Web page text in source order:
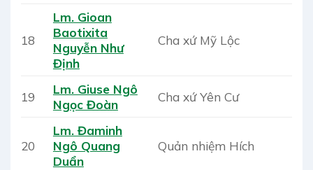
18
Lm. Gioan
Baotixita
Nguyễn Như
Định
Cha xứ Mỹ Lộc
19
Lm. Giuse Ngô
Ngọc Đoàn
Cha xứ Yên Cư
20
Lm. Đaminh
Ngô Quang
Duẩn
Quản nhiệm Hích